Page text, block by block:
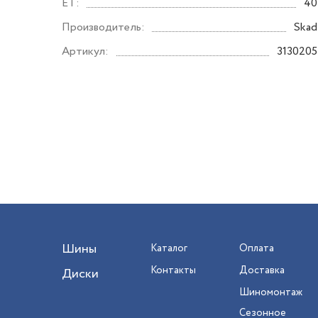
Производитель:
Skad
Артикул:
3130205
Шины
Диски
Каталог
Контакты
Оплата
Доставка
Шиномонтаж
Сезонное